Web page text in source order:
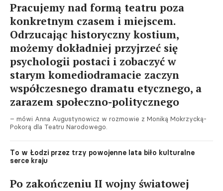
Pracujemy nad formą teatru poza
konkretnym czasem i miejscem.
Odrzucając historyczny kostium,
możemy dokładniej przyjrzeć się
psychologii postaci i zobaczyć w
starym komediodramacie zaczyn
współczesnego dramatu etycznego, a
zarazem społeczno-politycznego
– mówi Anna Augustynowicz w rozmowie z Moniką Mokrzycką-
Pokorą dla Teatru Narodowego.
To w Łodzi przez trzy powojenne lata biło kulturalne
serce kraju
Po zakończeniu II wojny światowej